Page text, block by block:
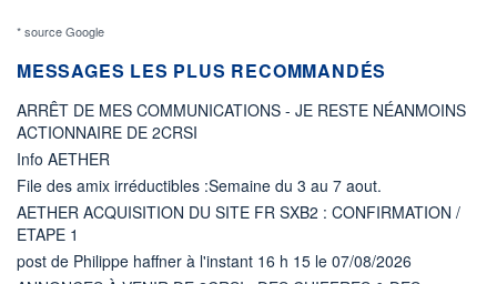
* source Google
MESSAGES LES PLUS RECOMMANDÉS
ARRÊT DE MES COMMUNICATIONS - JE RESTE NÉANMOINS
ACTIONNAIRE DE 2CRSI
Info AETHER
File des amix irréductibles :Semaine du 3 au 7 aout.
AETHER ACQUISITION DU SITE FR SXB2 : CONFIRMATION /
ETAPE 1
post de Philippe haffner à l'instant 16 h 15 le 07/08/2026